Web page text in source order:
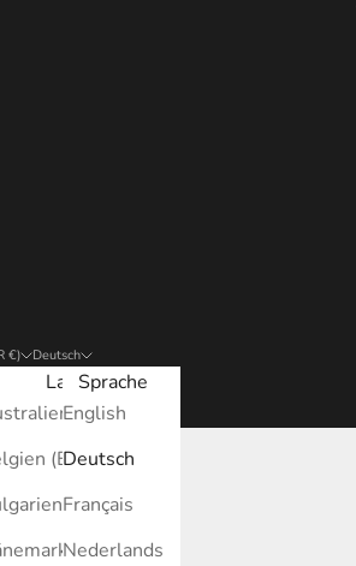
€)
Land
(EUR €)
(EUR €)
(EUR €)
(EUR €)
Deutsch
Sprache
English
Deutsch
Français
Nederlands